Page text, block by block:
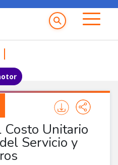
Menu principal
Costo Unitario
Servicio y